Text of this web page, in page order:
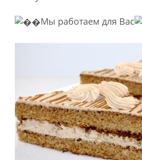
Мы работаем для Вас